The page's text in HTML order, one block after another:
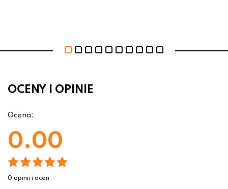
OCENY I OPINIE
Ocena:
0.00
0 opinii i ocen